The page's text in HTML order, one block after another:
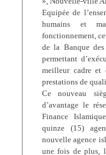
Equipée de
humains et
fonctionnement,
de la Banque
permettant
meilleur cadre et
prestations de
Ce nouveau
d’avantage le
Finance
quinze (15)
nouvelle agence
une fois de plus,